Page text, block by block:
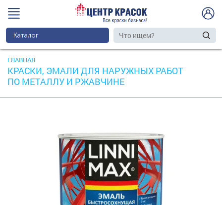
Каталог
ГЛАВНАЯ
КРАСКИ, ЭМАЛИ ДЛЯ НАРУЖНЫХ РАБОТ
ПО МЕТАЛЛУ И РЖАВЧИНЕ